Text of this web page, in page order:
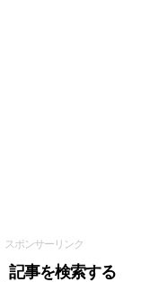
スポンサーリンク
記事を検索する